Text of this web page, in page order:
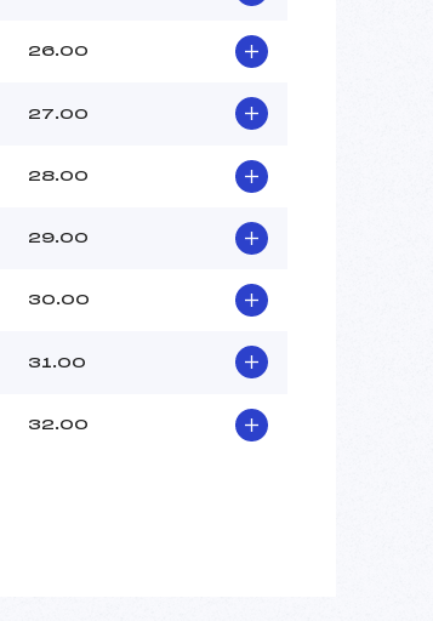
26.00
27.00
28.00
29.00
30.00
31.00
32.00